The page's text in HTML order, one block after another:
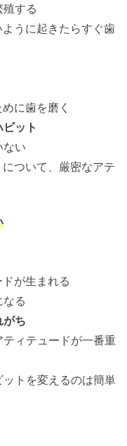
する
に起きたらすぐ歯
歯を磨く
ット
い
いて、厳密なアテ
が生まれる
る
がち
ィテュードが一番重
トを変えるのは簡単